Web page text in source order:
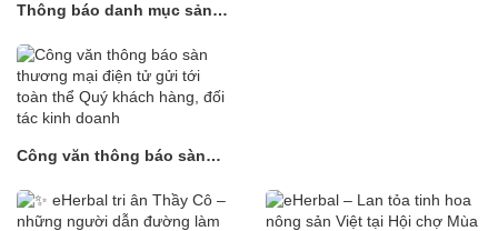
Thông báo danh mục sản
phối của Nhà máy Công ty
Cổ phần Sản xuất và
Thương mại eHerbal
Công văn thông báo sàn
toàn thể Quý khách hàng,
đối tác kinh doanh